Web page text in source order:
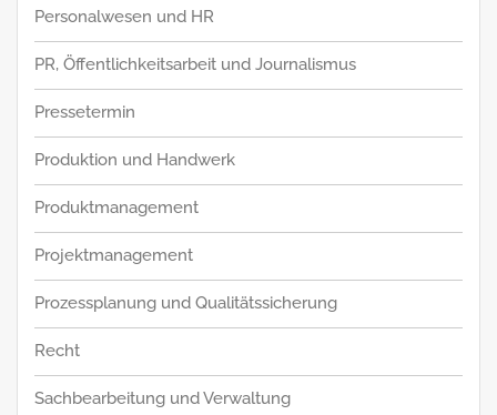
Personalwesen und HR
PR, Öffentlichkeitsarbeit und Journalismus
Pressetermin
Produktion und Handwerk
Produktmanagement
Projektmanagement
Prozessplanung und Qualitätssicherung
Recht
Sachbearbeitung und Verwaltung